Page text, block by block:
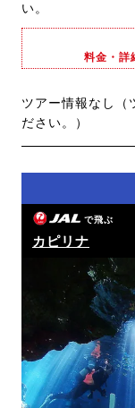
い。
料金・詳
ツアー情報なし
ださい。）
で飛ぶ
カピリナ